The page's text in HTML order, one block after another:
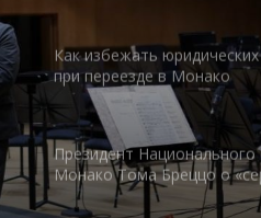
Президент Национального
Монако Тома Бреццо о
списке» и других актуальных
вопросах
Прогулки по озеру Комо с
Water Sports